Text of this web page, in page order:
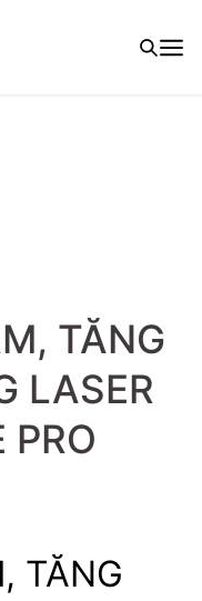
TĂNG
LASER
PRO
TĂNG